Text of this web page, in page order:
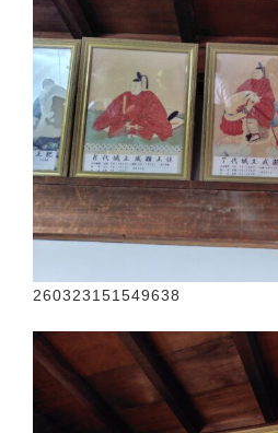
260323151549638